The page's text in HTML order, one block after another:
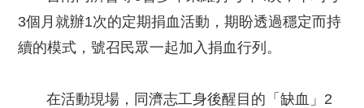
3個月就辦1次的定期捐血活動，期盼透過穩定而持
續的模式，號召民眾一起加入捐血行列。
在活動現場，同濟志工身後醒目的「缺血」2